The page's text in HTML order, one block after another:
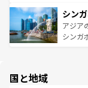
参照し
激する
が待っ
た文化
み、ど
ており
うな絶
シン
アジア
シンガ
国と地域